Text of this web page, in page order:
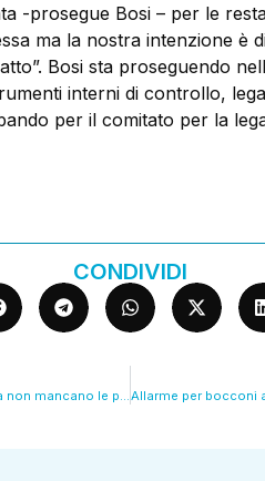
-prosegue Bosi – per le
ma la nostra intenzione è
Bosi sta proseguendo
interni di controllo,
per il comitato per la
CONDIVIDI
Tiene il settore del packaging, ma non mancano le preoccupazioni. VIDEO